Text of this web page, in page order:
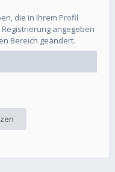
die in Ihrem Profil
angegeben
Bereich geändert.